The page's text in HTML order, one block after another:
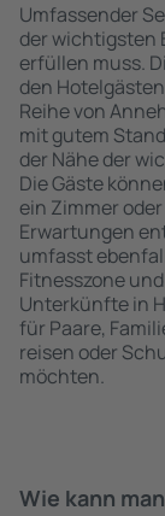
Umfassender
der wichtigsten
erfüllen muss.
den
Reihe von
mit gutem
der Nähe der
Die Gäste
ein Zimmer
Erwartungen
umfasst
Fitnesszone
Unterkünfte in
für Paare,
reisen oder
möchten.
Wie kann